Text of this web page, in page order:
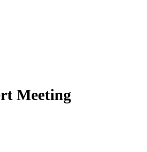
Meeting